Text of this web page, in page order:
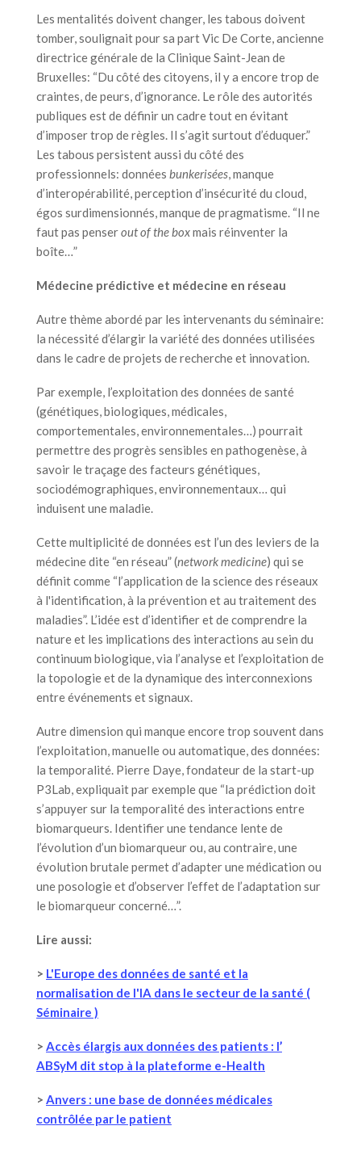
Les mentalités doivent changer, les tabous doivent
tomber, soulignait pour sa part Vic De Corte, ancienne
directrice générale de la Clinique Saint-Jean de
Bruxelles: “Du côté des citoyens, il y a encore trop de
craintes, de peurs, d’ignorance. Le rôle des autorités
publiques est de définir un cadre tout en évitant
d’imposer trop de règles. Il s’agit surtout d’éduquer.”
Les tabous persistent aussi du côté des
professionnels: données bunkerisées, manque
d’interopérabilité, perception d’insécurité du cloud,
égos surdimensionnés, manque de pragmatisme. “Il ne
faut pas penserout of the boxmais réinventer la
boîte…”
Médecine prédictive et médecine en réseau
Autre thème abordé par les intervenants du séminaire:
la nécessité d’élargir la variété des données utilisées
dans le cadre de projets de recherche et innovation.
Par exemple, l’exploitation des données de santé
(génétiques, biologiques, médicales,
comportementales, environnementales…) pourrait
permettre des progrès sensibles en pathogenèse, à
savoir le traçage des facteurs génétiques,
sociodémographiques, environnementaux… qui
induisent une maladie.
Cette multiplicité de données est l’un des leviers de la
médecine dite “en réseau” (network medicine) qui se
définit comme “l’application de la science des réseaux
à l'identification, à la prévention et au traitement des
maladies”. L’idée est d’identifier et de comprendre la
nature et les implications des interactions au sein du
continuum biologique, via l’analyse et l’exploitation de
la topologie et de la dynamique des interconnexions
entre événements et signaux.
Autre dimension qui manque encore trop souvent dans
l’exploitation, manuelle ou automatique, des données:
la temporalité. Pierre Daye, fondateur de la start-up
P3Lab, expliquait par exemple que “la prédiction doit
s’appuyer sur la temporalité des interactions entre
biomarqueurs. Identifier une tendance lente de
l’évolution d’un biomarqueur ou, au contraire, une
évolution brutale permet d’adapter une médication ou
une posologie et d’observer l’effet de l’adaptation sur
le biomarqueur concerné…”.
Lire aussi:
> L'Europe des données de santé et la
normalisation de l'IA dans le secteur de la santé (
Séminaire )
> Accès élargis aux données des patients : l’
ABSyM dit stop à la plateforme e-Health
> Anvers : une base de données médicales
contrôlée par le patient